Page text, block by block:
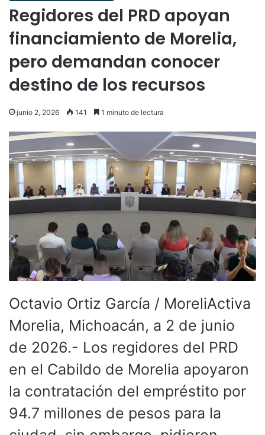
Regidores del PRD apoyan
financiamiento de Morelia,
pero demandan conocer
destino de los recursos
junio 2, 2026 141 1 minuto de lectura
Octavio Ortiz García / MoreliActiva
Morelia, Michoacán, a 2 de junio
de 2026.- Los regidores del PRD
en el Cabildo de Morelia apoyaron
la contratación del empréstito por
94.7 millones de pesos para la